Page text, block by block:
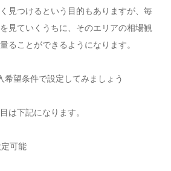
見つけるという目的もありますが、毎
見ていくうちに、そのエリアの相場観
ることができるようになります。
希望条件で設定してみましょう
は下記になります。
可能